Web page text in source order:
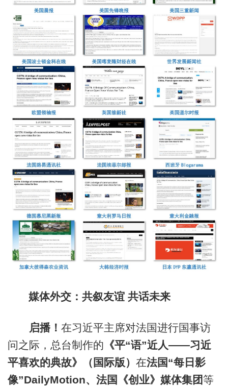
媒体外交：共叙友谊 共话未来
启播！ 在习近平主席对法国进行国事访
问之际，总台制作的 《平“语”近人——习近
平喜欢的典故》（国际版） 在法国“每日影
像”DailyMotion、法国《创业》媒体集团等